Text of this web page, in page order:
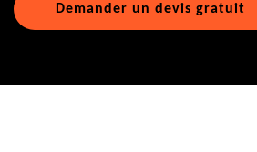
Demander un devis gratuit